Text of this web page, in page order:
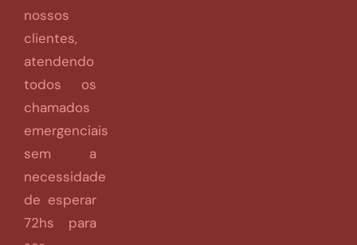
nossos
clientes,
atendendo
todos os
chamados
emergenciais
sem a
necessidade
de esperar
72hs para